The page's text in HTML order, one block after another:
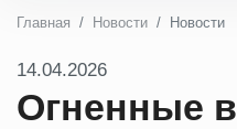
Главная Новости Новости
14.04.2026
Огненные